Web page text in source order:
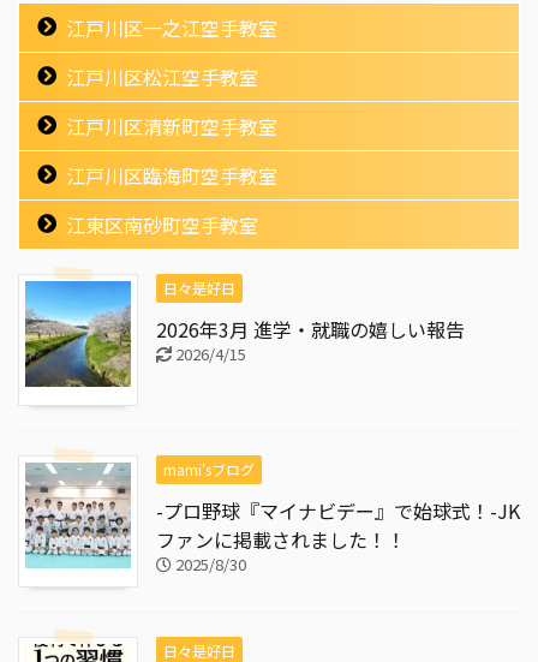
江戸川区一之江空手教室
江戸川区松江空手教室
江戸川区清新町空手教室
江戸川区臨海町空手教室
江東区南砂町空手教室
日々是好日
2026年3月 進学・就職の嬉しい報告
2026/4/15
mami'sブログ
-プロ野球『マイナビデー』で始球式！-JK
ファンに掲載されました！！
2025/8/30
日々是好日